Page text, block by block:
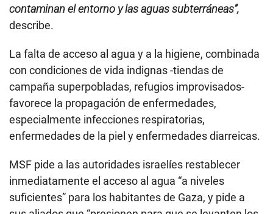
contaminan el entorno y las aguas subterráneas”,
describe.
La falta de acceso al agua y a la higiene, combinada
con condiciones de vida indignas -tiendas de
campaña superpobladas, refugios improvisados-
favorece la propagación de enfermedades,
especialmente infecciones respiratorias,
enfermedades de la piel y enfermedades diarreicas.
MSF pide a las autoridades israelíes restablecer
inmediatamente el acceso al agua “a niveles
suficientes” para los habitantes de Gaza, y pide a